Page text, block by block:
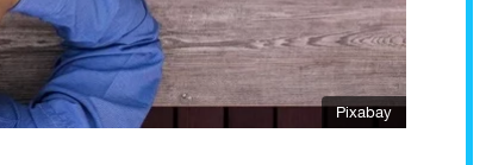
Pixabay